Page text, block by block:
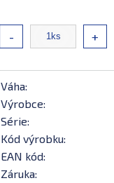
- +
Váha:
Výrobce:
Série:
Kód výrobku:
EAN kód:
Záruka: